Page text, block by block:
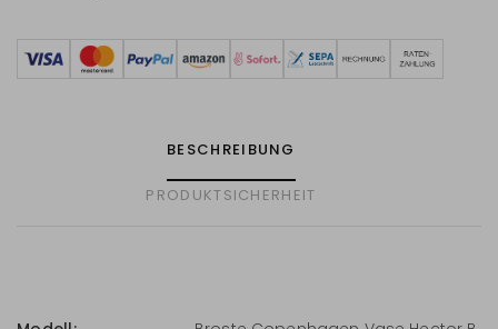
BESCHREIBUNG
PRODUKTSICHERHEIT